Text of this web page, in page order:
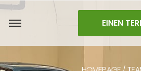
EINEN